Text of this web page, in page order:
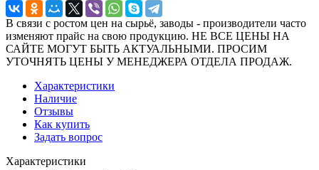
В связи с ростом цен на сырьё, заводы - производители часто
изменяют прайс на свою продукцию. НЕ ВСЕ ЦЕНЫ НА
САЙТЕ МОГУТ БЫТЬ АКТУАЛЬНЫМИ. ПРОСИМ
УТОЧНЯТЬ ЦЕНЫ У МЕНЕДЖЕРА ОТДЕЛА ПРОДАЖ.
Характеристики
Наличие
Отзывы
Как купить
Задать вопрос
Характеристики